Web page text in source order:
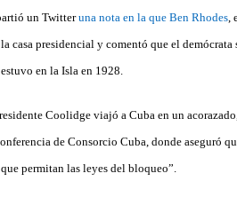
un Twitteruna nota en la que Ben Rhodes
casa presidencial y comentó que el
en la Isla en 1928.
Coolidge viajó a Cuba en un
de Consorcio Cuba, donde aseguró
permitan las leyes del bloqueo”.